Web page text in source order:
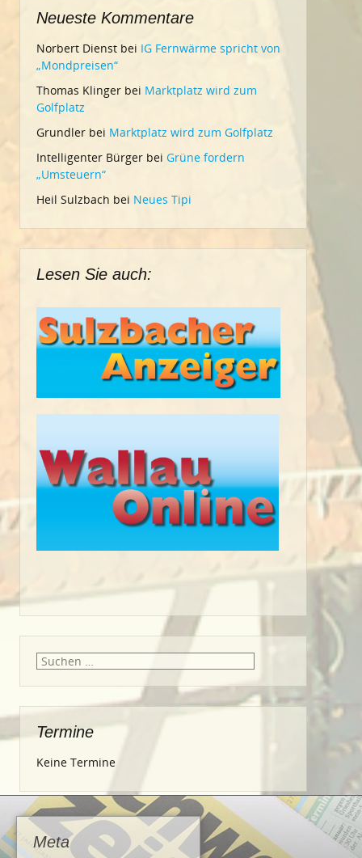
Neueste Kommentare
Norbert Dienst bei IG Fernwärme spricht von
„Mondpreisen“
Thomas Klinger bei Marktplatz wird zum
Golfplatz
Grundler bei Marktplatz wird zum Golfplatz
Intelligenter Bürger bei Grüne fordern
„Umsteuern“
Heil Sulzbach bei Neues Tipi
Lesen Sie auch:
Suche
Termine
Keine Termine
Meta